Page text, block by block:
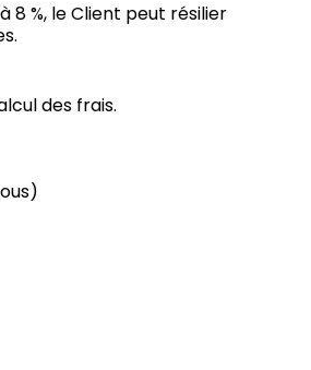
8 %, le Client peut résilier
des frais.